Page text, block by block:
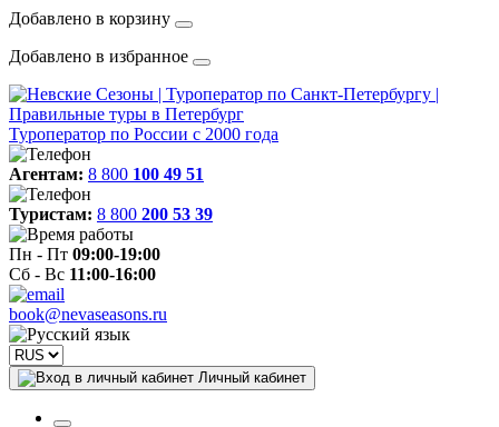
Добавлено в корзину
Добавлено в избранное
Туроператор по России с 2000 года
Агентам: 8 800 100 49 51
Туристам: 8 800 200 53 39
Пн - Пт 09:00-19:00
Сб - Вс 11:00-16:00
book@nevaseasons.ru
Личный кабинет